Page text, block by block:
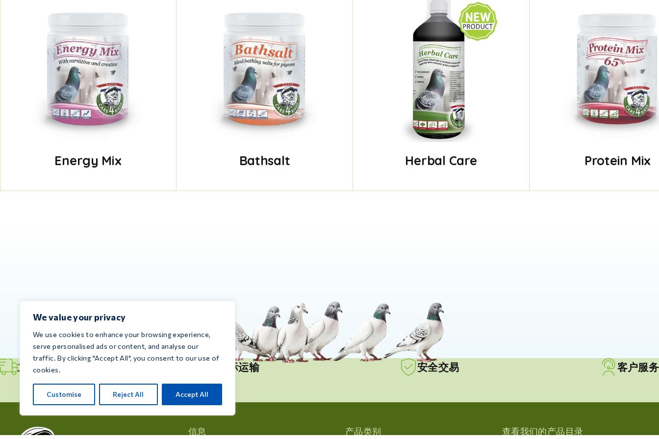
We value your privacy
We use cookies to enhance your browsing experience,
serve personalised ads or content, and analyse our
traffic. By clicking "Accept All", you consent to our use of
cookies.
Customise Reject All Accept All
Energy Mix Bathsalt Herbal Care Protein Mix
立即发货 国际运输 安全交易 客户服务
信息
产品类别
查看我们的产品目录